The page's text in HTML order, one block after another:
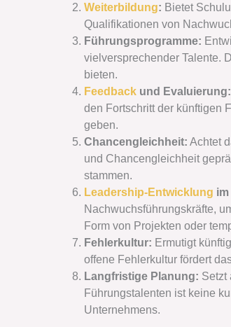
Weiterbildung: Bietet
Qualifikationen von
Führungsprogramme:
vielversprechender Talente.
bieten.
Feedback und Evaluierung:
den Fortschritt der künftigen
geben.
Chancengleichheit: Achtet
und Chancengleichheit
stammen.
Leadership-Entwicklung
Nachwuchsführungskräfte,
Form von Projekten oder
Fehlerkultur: Ermutigt
offene Fehlerkultur fördert
Langfristige Planung: Setzt
Führungstalenten ist keine
Unternehmens.